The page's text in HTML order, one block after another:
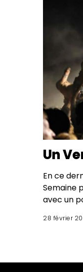
Un
En ce
Semaine
avec un
28 février